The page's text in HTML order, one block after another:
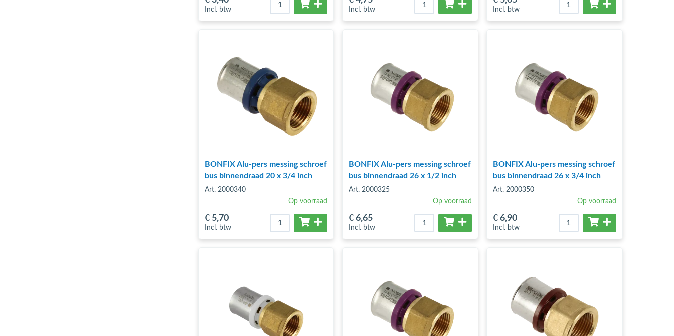
Incl. btw Incl. btw Incl. btw
BONFIX Alu-pers messing schroef
bus binnendraad 20 x 3/4 inch
Art. 2000340
Op voorraad
€ 5,70
Incl. btw
BONFIX Alu-pers messing schroef
bus binnendraad 26 x 1/2 inch
Art. 2000325
Op voorraad
€ 6,65
Incl. btw
BONFIX Alu-pers messing schroef
bus binnendraad 26 x 3/4 inch
Art. 2000350
Op voorraad
€ 6,90
Incl. btw